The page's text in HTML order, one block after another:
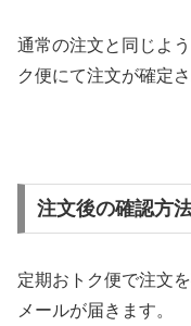
通常の注文と同じよ
ク便にて注文が確定さ
注文後の確認方
定期おトク便で注文
メールが届きます。